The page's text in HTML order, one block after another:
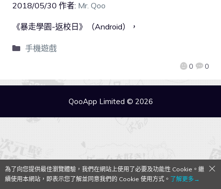
2018/05/30 作者: Mr. Qoo
0 0
《暴走學園-返校日》（Android），
手機遊戲
QooApp Limited © 2026
為了向您提供最佳瀏覽體驗，我們在網站上使用了必要及功能性 Cookie。繼
續使用本網站，即表示您了解並同意我們的 Cookie 使用方式。 了解更多→